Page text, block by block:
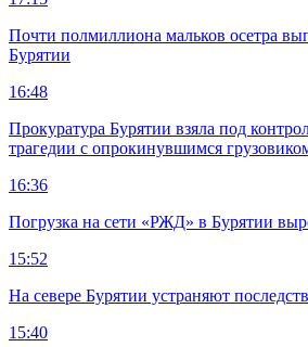
Почти полмиллиона мальков осетра
Бурятии
16:48
Прокуратура Бурятии взяла под
трагедии с опрокинувшимся
16:36
Погрузка на сети «РЖД» в Бурятии
15:52
На севере Бурятии устраняют
15:40